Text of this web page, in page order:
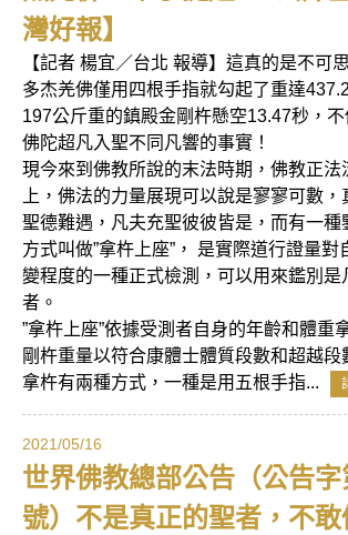
灣好報】
【記者 楊宜／台北 報導】這真的是不可
多杰羌佛僅用四根手指就勾起了重達
197公斤重的鎮殿金剛杵懸空13.47秒，不
佛陀超凡入聖不同凡響的事實！
現今來到佛教所說的末法時期，佛教正法
上，佛法的力量展現可以說是寥寥可數
聖德難遇，凡夫充聖彼彼皆是，而有一種
方式叫做”拿杵上座”， 是實際道行證量對
變程度的一種正式檢測，可以用來鑑別是
者。
”拿杵上座”依據受測者自身的年齡和體重
剛杵重量以符合康體士體質段數和超越段
拿杵有兩種方式，一種是用五根手指...
2021/05/16
世界佛教總部公告（公告字
號）不是真正的聖者，不敢